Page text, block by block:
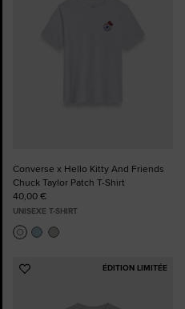
Converse x Hello Kitty And Friends
Chuck Taylor Patch T-Shirt
40,00 €
UNISEXE T-SHIRT
ÉDITION LIMITÉE
Ajouter